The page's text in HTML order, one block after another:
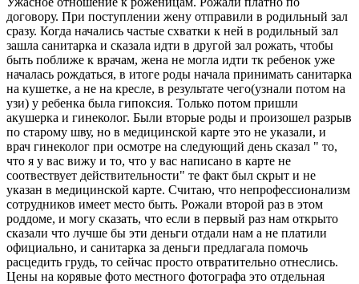
договору. При поступлении жену отправили в родильный зал
сразу. Когда начались частые схватки к ней в родильный зал
зашла санитарка и сказала идти в другой зал рожать, чтобы
быть поближе к врачам, жена не могла идти тк ребенок уже
началась рождаться, в итоге роды начала принимать санитарка
на кушетке, а не на кресле, в результате чего(узнали потом на
узи) у ребенка была гипоксия. Только потом пришли
акушерка и гинеколог. Были вторые роды и произошел разрыв
по старому шву, но в медицинской карте это не указали, и
врач гинеколог при осмотре на следующий день сказал " то,
что я у вас вижу и то, что у вас написано в карте не
соотвествует действительности" те факт был скрыт и не
указан в медицинской карте. Считаю, что непрофессионализм
сотрудников имеет место быть. Рожали второй раз в этом
роддоме, и могу сказать, что если в первый раз нам открыто
сказали что лучше бы эти деньги отдали нам а не платили
официально, и санитарка за деньги предлагала помочь
расцедить грудь, то сейчас просто отвратительно отнеслись.
Цены на корявые фото местного фотографа это отдельная